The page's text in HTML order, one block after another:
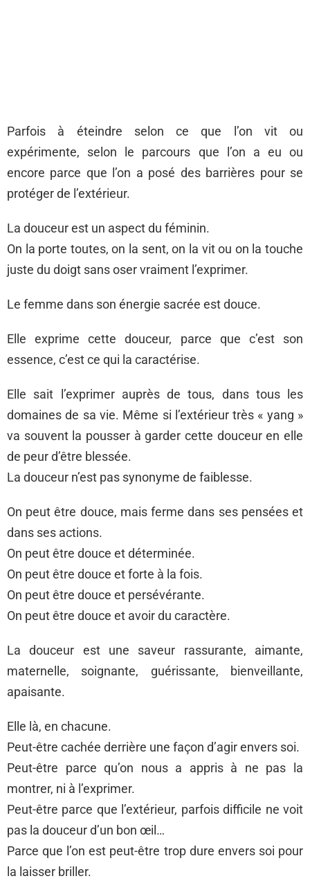
Parfois à éteindre selon ce que l’on vit ou
expérimente, selon le parcours que l’on a eu ou
encore parce que l’on a posé des barrières pour se
protéger de l’extérieur.
La douceur est un aspect du féminin.
On la porte toutes, on la sent, on la vit ou on la touche
juste du doigt sans oser vraiment l’exprimer.
Le femme dans son énergie sacrée est douce.
Elle exprime cette douceur, parce que c’est son
essence, c’est ce qui la caractérise.
Elle sait l’exprimer auprès de tous, dans tous les
domaines de sa vie. Même si l’extérieur très « yang »
va souvent la pousser à garder cette douceur en elle
de peur d’être blessée.
La douceur n’est pas synonyme de faiblesse.
On peut être douce, mais ferme dans ses pensées et
dans ses actions.
On peut être douce et déterminée.
On peut être douce et forte à la fois.
On peut être douce et persévérante.
On peut être douce et avoir du caractère.
La douceur est une saveur rassurante, aimante,
maternelle, soignante, guérissante, bienveillante,
apaisante.
Elle là, en chacune.
Peut-être cachée derrière une façon d’agir envers soi.
Peut-être parce qu’on nous a appris à ne pas la
montrer, ni à l’exprimer.
Peut-être parce que l’extérieur, parfois difficile ne voit
pas la douceur d’un bon œil…
Parce que l’on est peut-être trop dure envers soi pour
la laisser briller.